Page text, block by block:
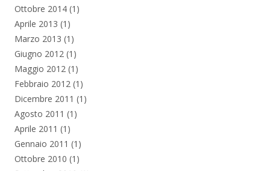
Ottobre 2014 (1)
Aprile 2013 (1)
Marzo 2013 (1)
Giugno 2012 (1)
Maggio 2012 (1)
Febbraio 2012 (1)
Dicembre 2011 (1)
Agosto 2011 (1)
Aprile 2011 (1)
Gennaio 2011 (1)
Ottobre 2010 (1)